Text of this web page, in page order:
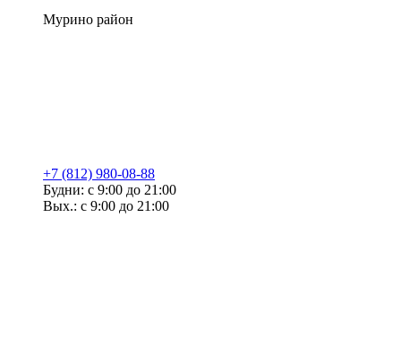
Мурино район
+7 (812) 980-08-88
Будни: с 9:00 до 21:00
Вых.: с 9:00 до 21:00